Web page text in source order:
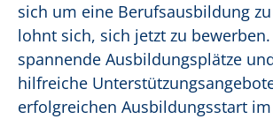
sich um eine Berufsausbildung
lohnt sich, sich jetzt zu
spannende Ausbildungsplätze
hilfreiche
erfolgreichen Ausbildungsstart